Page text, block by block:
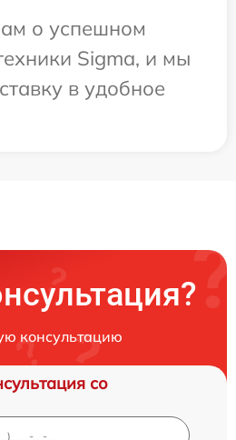
о успешном
Sigma, и мы
в удобное
консультацию
со